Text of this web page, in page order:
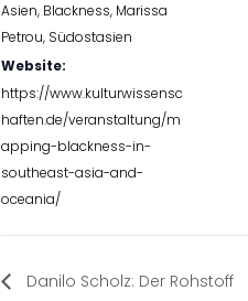
Asien, Blackness, Marissa
Petrou, Südostasien
Website:
https://www.kulturwissensc
haften.de/veranstaltung/m
apping-blackness-in-
southeast-asia-and-
oceania/
Danilo Scholz: Der Rohstoff